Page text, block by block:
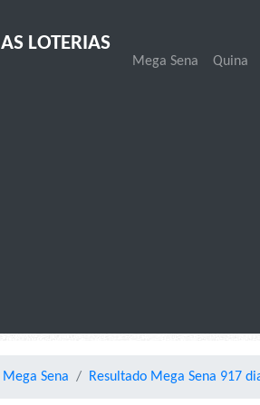
AS LOTERIAS
Mega Sena Quina
Mega Sena Resultado Mega Sena 917